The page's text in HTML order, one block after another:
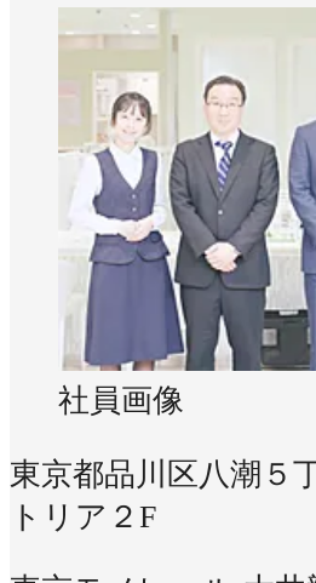
社員画像
東京都品川区八潮
トリア２F